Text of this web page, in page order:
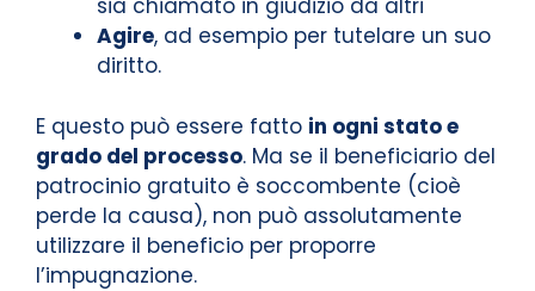
sia chiamato in giudizio da altri
Agire, ad esempio per tutelare un suo
diritto.
E questo può essere fatto in ogni stato e
grado del processo. Ma se il beneficiario del
patrocinio gratuito è soccombente (cioè
perde la causa), non può assolutamente
utilizzare il beneficio per proporre
l’impugnazione.